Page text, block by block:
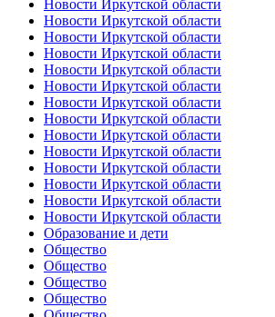
Новости Иркутской области
Новости Иркутской области
Новости Иркутской области
Новости Иркутской области
Новости Иркутской области
Новости Иркутской области
Новости Иркутской области
Новости Иркутской области
Новости Иркутской области
Новости Иркутской области
Новости Иркутской области
Новости Иркутской области
Новости Иркутской области
Новости Иркутской области
Образование и дети
Общество
Общество
Общество
Общество